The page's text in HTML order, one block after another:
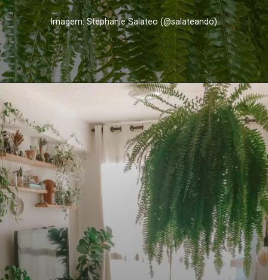
Imagem: Stephanie Salateo (@salateando)